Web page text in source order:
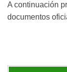
A continuación
documentos